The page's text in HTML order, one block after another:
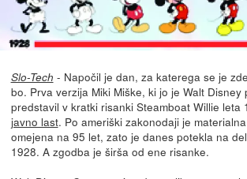
Slo-Tech - Napočil je dan, za katerega se je
bo. Prva verzija Miki Miške, ki jo je Walt Disney
predstavil v kratki risanki Steamboat Willie leta
javno last. Po ameriški zakonodaji je
omejena na 95 let, zato je danes potekla na
1928. A zgodba je širša od ene risanke.